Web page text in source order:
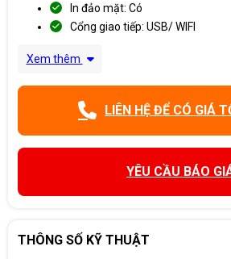
In đảo mặt: Có
Cổng giao tiếp: USB/ WIFI
Xem thêm
LIÊN HỆ ĐỂ CÓ GIÁ
YÊU CẦU BÁO
THÔNG SỐ KỸ THUẬT